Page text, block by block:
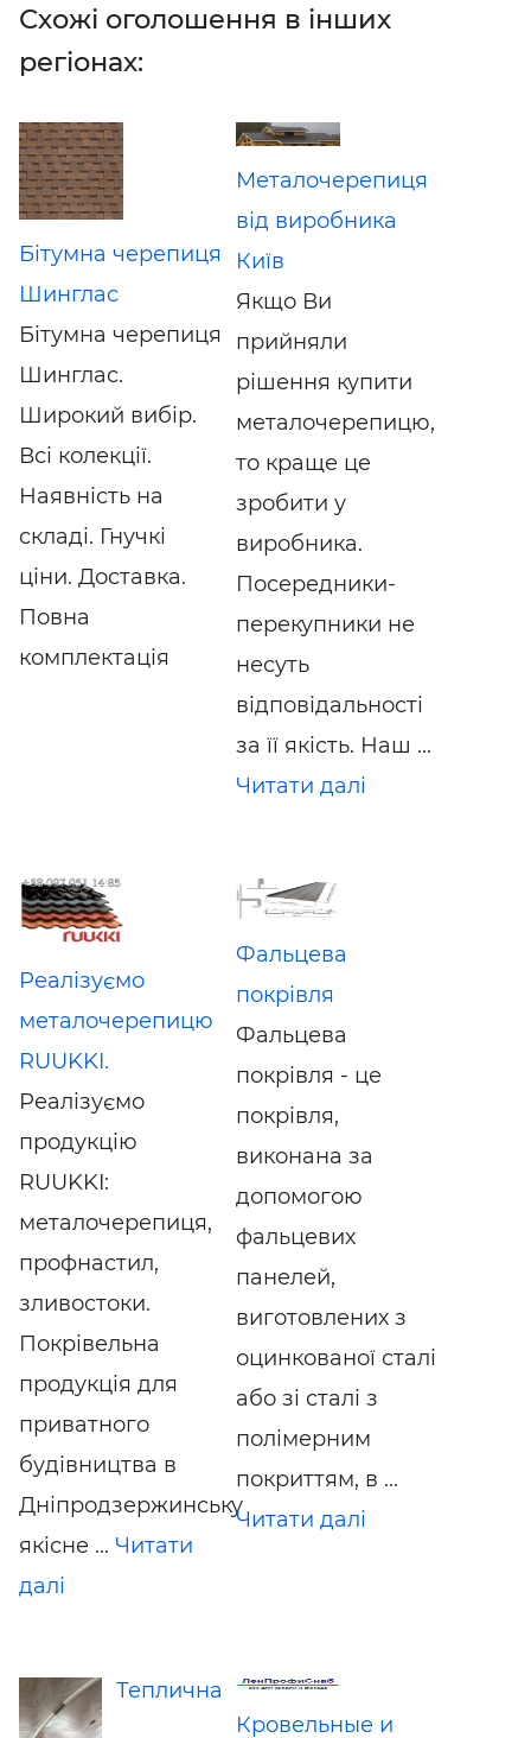
Схожі оголошення в інших
регіонах:
Бітумна черепиця
Шинглас
Бітумна черепиця
Шинглас.
Широкий вибір.
Всі колекції.
Наявність на
складі. Гнучкі
ціни. Доставка.
Повна
комплектація
Металочерепиця
від виробника
Київ
Якщо Ви
прийняли
рішення купити
металочерепицю,
то краще це
зробити у
виробника.
Посередники-
перекупники не
несуть
відповідальності
за її якість. Наш ...
Читати далі
Реалізуємо
металочерепицю
RUUKKI.
Реалізуємо
продукцію
RUUKKI:
металочерепиця,
профнастил,
зливостоки.
Покрівельна
продукція для
приватного
будівництва в
Дніпродзержинську
якісне ... Читати
далі
Фальцева
покрівля
Фальцева
покрівля - це
покрівля,
виконана за
допомогою
фальцевих
панелей,
виготовлених з
оцинкованої сталі
або зі сталі з
полімерним
покриттям, в ...
Читати далі
Теплична
Кровельные и